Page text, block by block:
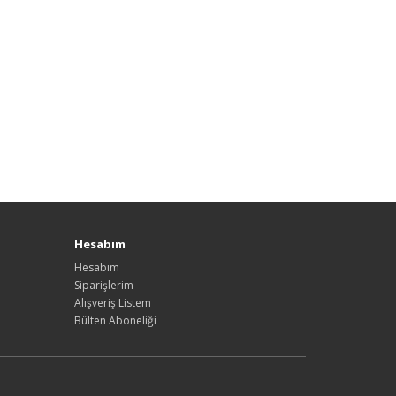
Hesabım
Hesabım
Siparişlerim
Alışveriş Listem
Bülten Aboneliği